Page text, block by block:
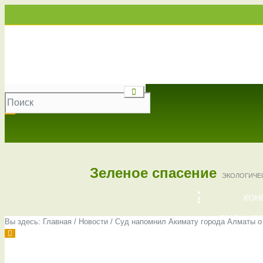
greensalvation
Зеленое спасение
ПРАВА
Вы здесь: Главная / Новости / Суд напомнил Акимату города Алматы о